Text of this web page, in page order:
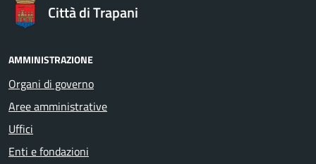
Città di Trapani
AMMINISTRAZIONE
Organi di governo
Aree amministrative
Uffici
Enti e fondazioni